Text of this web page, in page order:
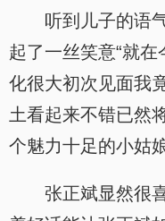
听到儿子的语
起了一丝笑意“就
化很大初次见面我
土看起来不错已然
个魅力十足的小姑
张正斌显然很